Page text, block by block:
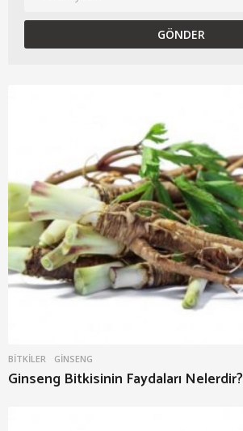
BITKILER GINSENG
Ginseng Bitkisinin Faydaları Nelerdir?